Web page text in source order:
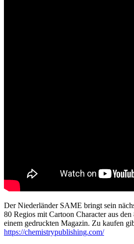
Der Niederländer SAME bringt sein
80 Regios mit Cartoon Character aus
einem gedruckten Magazin. Zu kaufen
https://chemistrypublishing.com/